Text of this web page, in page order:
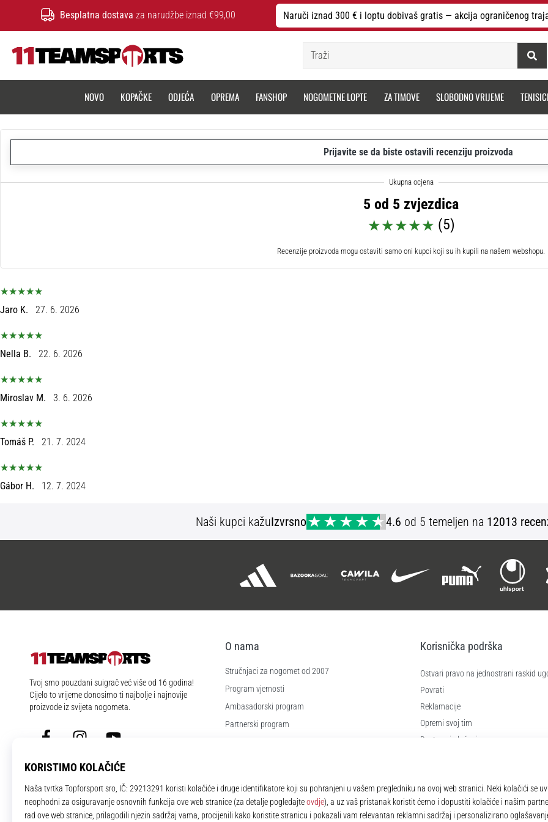
Besplatna dostava za narudžbe iznad €99,00 Naruči iznad 300 € i loptu dobivaš gratis — akcija ograničenog
NOVO KOPAČKE ODJEĆA OPREMA FANSHOP NOGOMETNE LOPTE ZA TIMOVE SLOBODNO VRIJEME
Prijavite se da biste ostavili recenziju proizvoda
5 od 5 zvjezdica
(5)
Recenzije proizvoda mogu ostaviti samo oni kupci koji su ih kupili na našem webshopu.
Jaro K. 27. 6. 2026
Nella B. 22. 6. 2026
Miroslav M. 3. 6. 2026
Tomáš P. 21. 7. 2024
Gábor H. 12. 7. 2024
Naši kupci kažuIzvrsno 4.6 od 5 temeljen na 12013
11teamsports.hr
Tvoj smo pouzdani suigrač već više od 16 godina!
Cijelo to vrijeme donosimo ti najbolje i najnovije
proizvode iz svijeta nogometa.
FacebookInstagramYouTube
O nama
Stručnjaci za nogomet od 2007
Program vjernosti
Ambasadorski program
Partnerski program
Korisnička podrška
Ostvari pravo na jednostrani raskid
Povrati
Reklamacije
Opremi svoj tim
Dostava i plaćanje
Najčešća pitanja
Pravila o zaštiti osobnih podataka